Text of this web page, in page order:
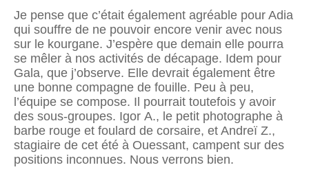
Je pense que c’était également agréable pour Adia
qui souffre de ne pouvoir encore venir avec nous
sur le kourgane. J’espère que demain elle pourra
se mêler à nos activités de décapage. Idem pour
Gala, que j’observe. Elle devrait également être
une bonne compa­gne de fouille. Peu à peu,
l’équipe se compose. Il pourrait toutefois y avoir
des sous-groupes. Igor A., le petit photographe à
barbe rouge et foulard de corsaire, et Andreï Z.,
stagiaire de cet été à Ouessant, campent sur des
positions inconnues. Nous verrons bien.